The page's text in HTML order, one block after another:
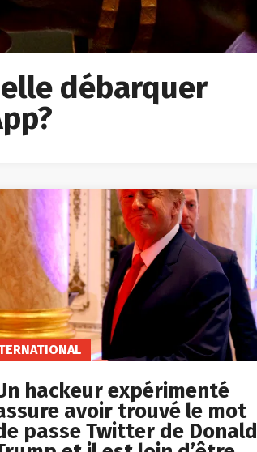
débarquer
hackeur expérimenté
avoir trouvé le mot
passe Twitter de Donald